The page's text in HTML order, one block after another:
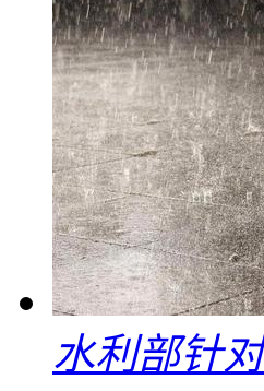
水利部针